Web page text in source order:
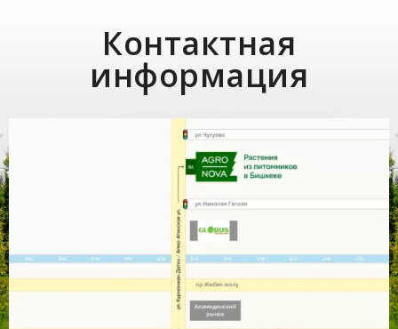
Контактная
информация